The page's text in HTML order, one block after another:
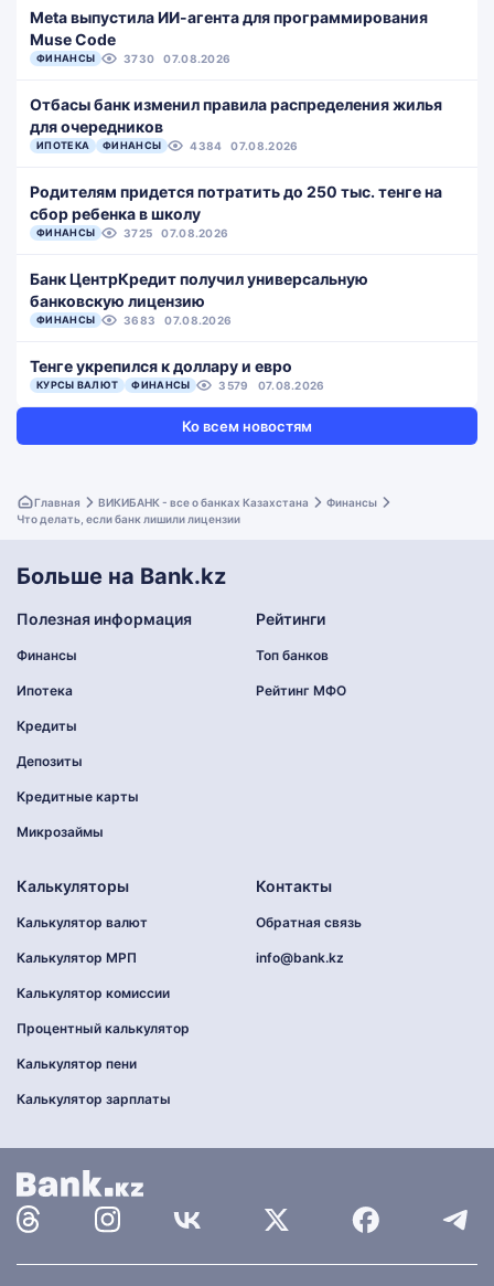
Meta выпустила ИИ-агента для программирования
Muse Code
ФИНАНСЫ 3730 07.08.2026
Отбасы банк изменил правила распределения жилья
для очередников
ИПОТЕКА ФИНАНСЫ 4384 07.08.2026
Родителям придется потратить до 250 тыс. тенге на
сбор ребенка в школу
ФИНАНСЫ 3725 07.08.2026
Банк ЦентрКредит получил универсальную
банковскую лицензию
ФИНАНСЫ 3683 07.08.2026
Тенге укрепился к доллару и евро
КУРСЫ ВАЛЮТ ФИНАНСЫ 3579 07.08.2026
Ко всем новостям
Главная ВИКИБАНК - все о банках Казахстана
Финансы
Что делать, если банк лишили лицензии
Больше на Bank.kz
Полезная информация
Финансы
Ипотека
Кредиты
Депозиты
Кредитные карты
Микрозаймы
Рейтинги
Топ банков
Рейтинг МФО
Калькуляторы
Калькулятор валют
Калькулятор МРП
Калькулятор комиссии
Процентный калькулятор
Калькулятор пени
Калькулятор зарплаты
Контакты
Обратная связь
info@bank.kz